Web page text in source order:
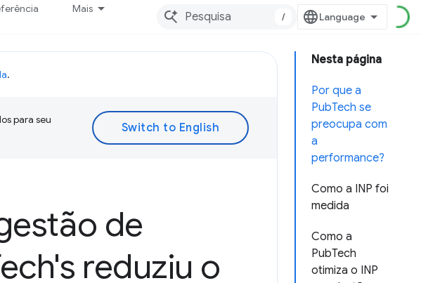
Mais
/
Nesta página
Por que a
PubTech se
preocupa com
a
performance?
Como a INP foi
medida
Como a
PubTech
otimiza o INP
.
para seu
de
reduziu o